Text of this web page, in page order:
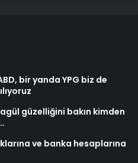
bir yanda YPG biz de
güzelliğini bakın kimden
ve banka hesaplarına